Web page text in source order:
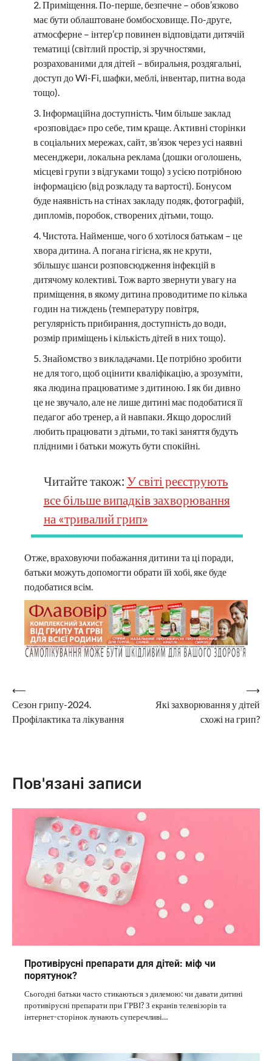
Приміщення. По-перше, безпечне – обов’язково
має бути облаштоване бомбосховище. По-друге,
атмосферне – інтер’єр повинен відповідати дитячій
тематиці (світлий простір, зі зручностями,
розрахованими для дітей – вбиральня, роздягальні,
доступ до Wi-Fi, шафки, меблі, інвентар, питна вода
тощо).
Інформаційна доступність. Чим більше заклад
«розповідає» про себе, тим краще. Активні сторінки
в соціальних мережах, сайт, зв’язок через усі наявні
месенджери, локальна реклама (дошки оголошень,
місцеві групи з відгуками тощо) з усією потрібною
інформацією (від розкладу та вартості). Бонусом
буде наявність на стінах закладу подяк, фотографій,
дипломів, поробок, створених дітьми, тощо.
Чистота. Найменше, чого б хотілося батькам – це
хвора дитина. А погана гігієна, як не крути,
збільшує шанси розповсюдження інфекцій в
дитячому колективі. Тож варто звернути увагу на
приміщення, в якому дитина проводитиме по кілька
годин на тиждень (температуру повітря,
регулярність прибирання, доступність до води,
розмір приміщень і кількість дітей в них тощо).
Знайомство з викладачами. Це потрібно зробити
не для того, щоб оцінити кваліфікацію, а зрозуміти,
яка людина працюватиме з дитиною. І як би дивно
це не звучало, але не лише дитині має подобатися її
педагог або тренер, а й навпаки. Якщо дорослий
любить працювати з дітьми, то такі заняття будуть
плідними і батьки можуть бути спокійні.
Читайте також: У світі реєструють
все більше випадків захворювання
на «тривалий грип»
Отже, враховуючи побажання дитини та ці поради,
батьки можуть допомогти обрати їй хобі, яке буде
подобатися всім.
Навігація
записів
⟵
Сезон грипу-2024.
Профілактика та лікування
Які захворювання у дітей
схожі на грип?
⟶
Пов'язані записи
Противірусні препарати для дітей: міф чи
порятунок?
Сьогодні батьки часто стикаються з дилемою: чи давати дитині
противірусні препарати при ГРВІ? З екранів телевізорів та
інтернет-сторінок лунають суперечливі…